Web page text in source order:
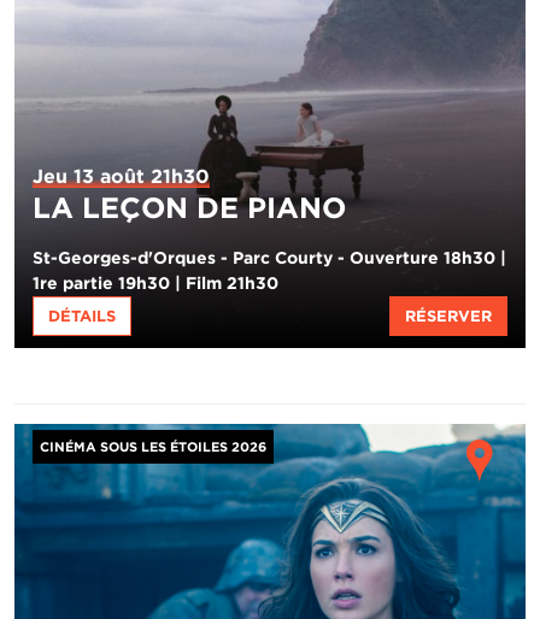
Jeu 13 août 21h30
LA LEÇON DE PIANO
St-Georges-d'Orques - Parc Courty - Ouverture 18h30 |
1re partie 19h30 | Film 21h30
DÉTAILS RÉSERVER
Image
CINÉMA SOUS LES ÉTOILES 2026